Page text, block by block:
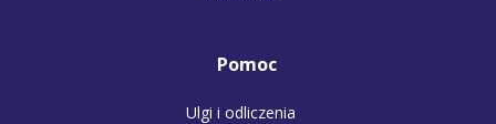
Pomoc
Ulgi i odliczenia